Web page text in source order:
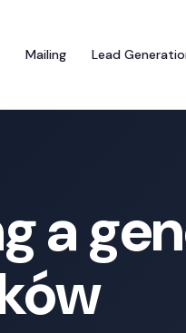
Mailing Lead
a